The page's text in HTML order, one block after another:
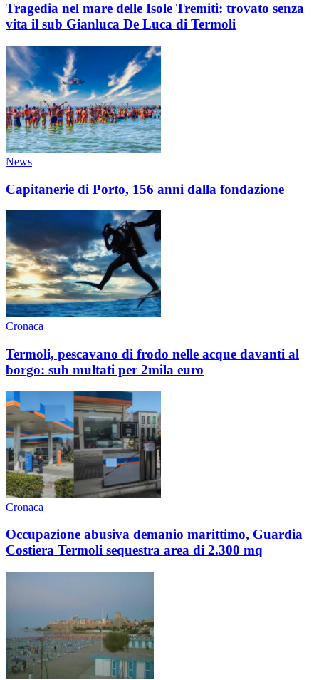
Tragedia nel mare delle Isole Tremiti: trovato senza
vita il sub Gianluca De Luca di Termoli
News
Capitanerie di Porto, 156 anni dalla fondazione
Cronaca
Termoli, pescavano di frodo nelle acque davanti al
borgo: sub multati per 2mila euro
Cronaca
Occupazione abusiva demanio marittimo, Guardia
Costiera Termoli sequestra area di 2.300 mq